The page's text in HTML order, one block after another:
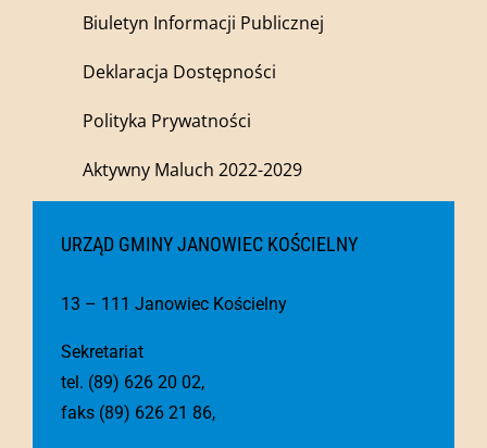
Biuletyn Informacji Publicznej
Deklaracja Dostępności
Polityka Prywatności
Aktywny Maluch 2022-2029
URZĄD GMINY JANOWIEC KOŚCIELNY
13 – 111 Janowiec Kościelny
Sekretariat
tel. (89) 626 20 02,
faks (89) 626 21 86,